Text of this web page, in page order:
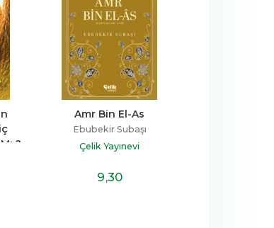
Amr Bin El-As
Ebubekir Subaşı
Çelik Yayınevi